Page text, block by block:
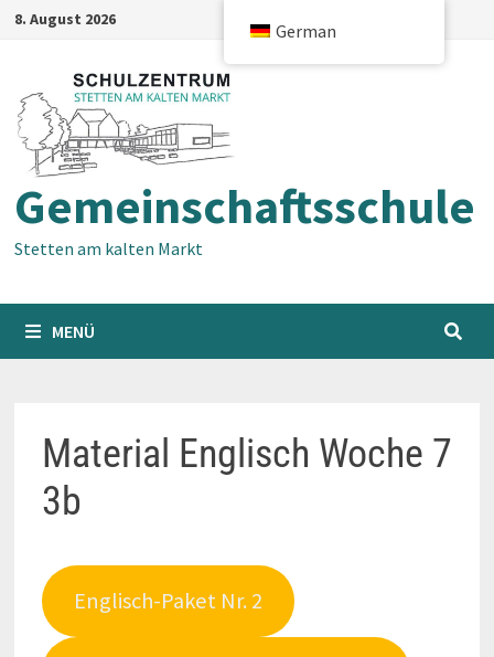
Zum8. August 2026
Gemeinschaftsschule
Stetten am kalten Markt
MENÜ
Material Englisch Woche 7
3b
Englisch-Paket Nr. 2
German